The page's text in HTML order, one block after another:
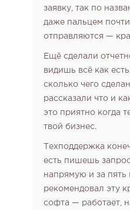
заявку, так по
даже пальцем
отправляются —
Ещё сделали
видишь всё как
сколько чего
рассказали что и
это приятно когда
твой бизнес.
Техподдержка
есть пишешь
напрямую и за
рекомендовал эту
софта — работает,